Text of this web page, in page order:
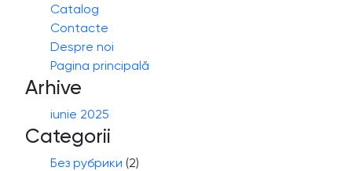
Catalog
Contacte
Despre noi
Pagina principală
Arhive
iunie 2025
Categorii
Без рубрики (2)